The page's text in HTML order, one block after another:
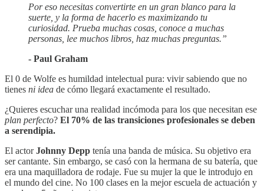
Por eso necesitas convertirte en un gran blanco para la
suerte, y la forma de hacerlo es maximizando tu
curiosidad. Prueba muchas cosas, conoce a muchas
personas, lee muchos libros, haz muchas preguntas.”
- Paul Graham
El 0 de Wolfe es humildad intelectual pura: vivir sabiendo que no
tienes ni idea de cómo llegará exactamente el resultado.
¿Quieres escuchar una realidad incómoda para los que necesitan ese
plan perfecto? El 70% de las transiciones profesionales se deben
a serendipia.
El actorJohnny Depp tenía una banda de música. Su objetivo era
ser cantante. Sin embargo, se casó con la hermana de su batería, que
era una maquilladora de rodaje. Fue su mujer la que le introdujo en
el mundo del cine. No 100 clases en la mejor escuela de actuación y